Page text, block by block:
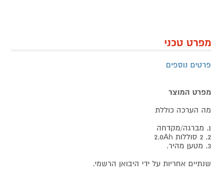
מפרט טכני
פרטים נוספים
מפרט המוצר
מה הערכה כוללת
1. מברגה/מקדחה
2. 2 סוללות 2.0Ah
3. מטען מהיר.
שנתיים אחריות על ידי היבואן הרשמי.